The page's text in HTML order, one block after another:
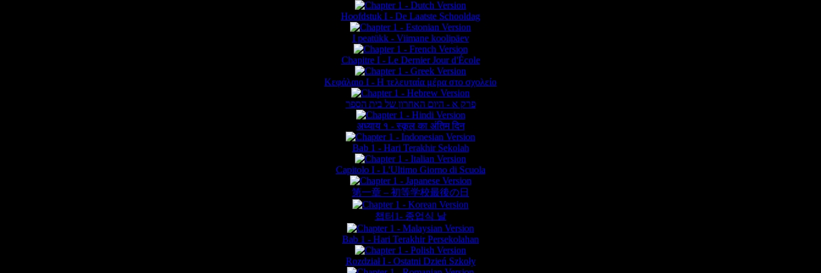
Hoofdstuk I - De Laatste Schooldag
I peatükk - Viimane koolipäev
Chapitre I - Le Dernier Jour d'École
Κεφάλαιο Ι - Η τελευταία μέρα στο σχολείο
פרק א - היום האחרון של בית הספר
अध्याय १ - स्कूल का अंतिम दिन
Bab 1 - Hari Terakhir Sekolah
Capitolo I - L'Ultimo Giorno di Scuola
第一章 – 初等学校最後の日
챕터1- 종업식 날
Bab 1 - Hari Terakhir Persekolahan
Rozdział I - Ostatni Dzień Szkoły